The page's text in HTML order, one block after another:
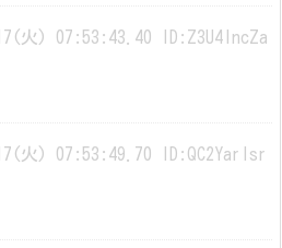
火) 07:53:43.40 ID:Z3U4lncZa
火) 07:53:49.70 ID:QC2Yarlsr